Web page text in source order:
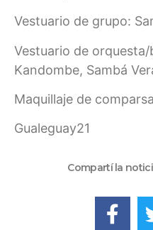
Vestuario de grupo:
Vestuario de
Kandombe, Sambá
Maquillaje de
Gualeguay21
Compartí la